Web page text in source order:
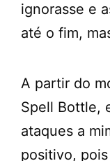
ignorasse e
até o fim,
A partir do
Spell Bottle,
ataques a
positivo,